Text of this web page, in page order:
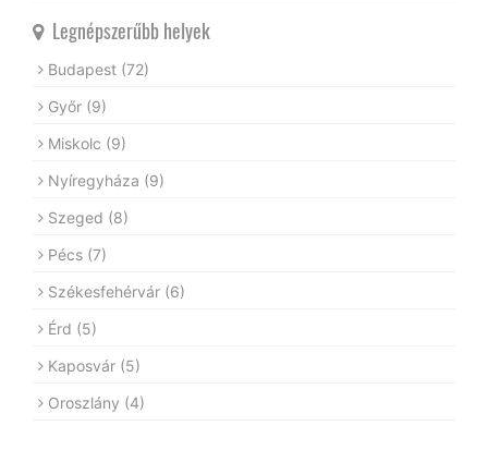
Legnépszerűbb helyek
Budapest (72)
Győr (9)
Miskolc (9)
Nyíregyháza (9)
Szeged (8)
Pécs (7)
Székesfehérvár (6)
Érd (5)
Kaposvár (5)
Oroszlány (4)